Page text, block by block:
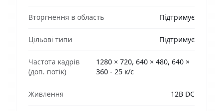
Вторгнення в область Підтримує
Цільові типи Підтримує
Частота кадрів
(доп. потік)
1280 × 720, 640 × 480, 640 ×
360 - 25 к/с
Живлення 12В DC